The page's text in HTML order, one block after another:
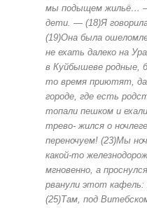
мы подыщем жильё… —
дети. — (18)Я
(19)Она была
не ехать далеко на
в Куйбышеве родные,
то время приютят,
городе, где есть
топали пешком и
трево- жился о
переночуем! (23)Мы
какой-то
мгновенно, а
рванули этот
(25)Там, под